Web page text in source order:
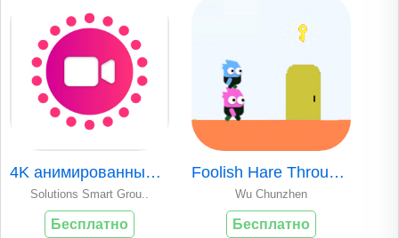
4K анимированные живые обои
Solutions Smart Grou..
Бесплатно
Foolish Hare Through!
Wu Chunzhen
Бесплатно